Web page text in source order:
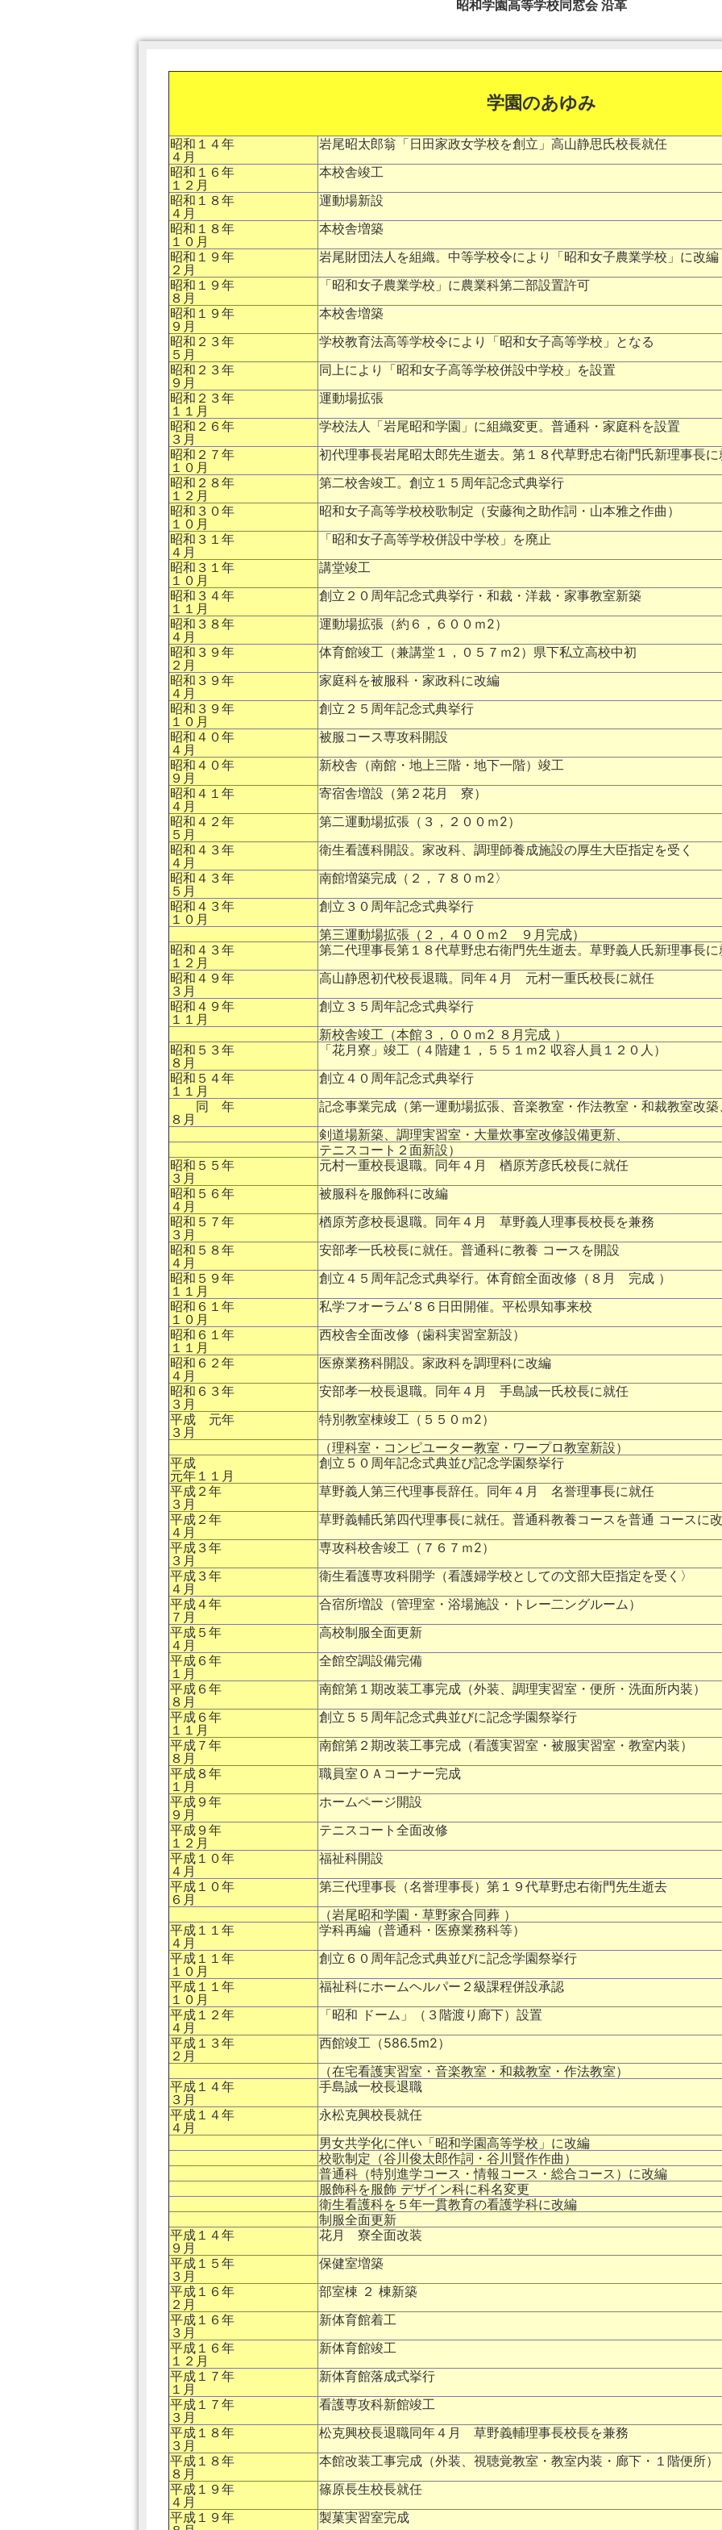
昭和学園高等学校同窓会 沿革
学園のあゆみ
昭和１４年
４月
岩尾昭太郎翁「日田家政女学校を創立」高山静思氏校長就任
昭和１６年
１２月
本校舎竣工
昭和１８年
４月
運動場新設
昭和１８年
１０月
本校舎増築
昭和１９年
２月
岩尾財団法人を組織。中等学校令により「昭和女子農業学校」に改編
昭和１９年
８月
「昭和女子農業学校」に農業科第二部設置許可
昭和１９年
９月
本校舎増築
昭和２３年
５月
学校教育法高等学校令により「昭和女子高等学校」となる
昭和２３年
９月
同上により「昭和女子高等学校併設中学校」を設置
昭和２３年
１１月
運動場拡張
昭和２６年
３月
学校法人「岩尾昭和学園」に組織変更。普通科・家庭科を設置
昭和２７年
１０月
初代理事長岩尾昭太郎先生逝去。第１８代草野忠右衛門氏新理事長に
昭和２８年
１２月
第二校舎竣工。創立１５周年記念式典挙行
昭和３０年
１０月
昭和女子高等学校校歌制定（安藤徇之助作詞・山本雅之作曲）
昭和３１年
４月
「昭和女子高等学校併設中学校」を廃止
昭和３１年
１０月
講堂竣工
昭和３４年
１１月
創立２０周年記念式典挙行・和裁・洋裁・家事教室新築
昭和３８年
４月
運動場拡張（約６，６００ｍ2）
昭和３９年
２月
体育館竣工（兼講堂１，０５７ｍ2）県下私立高校中初
昭和３９年
４月
家庭科を被服科・家政科に改編
昭和３９年
１０月
創立２５周年記念式典挙行
昭和４０年
４月
被服コース専攻科開設
昭和４０年
９月
新校舎（南館・地上三階・地下一階）竣工
昭和４１年
４月
寄宿舎増設（第２花月 寮）
昭和４２年
５月
第二運動場拡張（３，２００ｍ2）
昭和４３年
４月
衛生看護科開設。家改科、調理師養成施設の厚生大臣指定を受く
昭和４３年
５月
南館増築完成（２，７８０ｍ2〉
昭和４３年
１０月
創立３０周年記念式典挙行
第三運動場拡張（２，４００ｍ2 ９月完成）
昭和４３年
１２月
第二代理事長第１８代草野忠右衛門先生逝去。草野義人氏新理事長に
昭和４９年
３月
高山静恩初代校長退職。同年４月 元村一重氏校長に就任
昭和４９年
１１月
創立３５周年記念式典挙行
新校舎竣工（本館３，００ｍ2 ８月完成 ）
昭和５３年
８月
「花月寮」竣工（４階建１，５５１ｍ2 収容人員１２０人）
昭和５４年
１１月
創立４０周年記念式典挙行
同 年
８月
記念事業完成（第一運動場拡張、音楽教室・作法教室・和裁教室改築
剣道場新築、調理実習室・大量炊事室改修設備更新、
テニスコート２面新設）
昭和５５年
３月
元村一重校長退職。同年４月 楢原芳彦氏校長に就任
昭和５６年
４月
被服科を服飾科に改編
昭和５７年
３月
楢原芳彦校長退職。同年４月 草野義人理事長校長を兼務
昭和５８年
４月
安部孝一氏校長に就任。普通科に教養 コースを開設
昭和５９年
１１月
創立４５周年記念式典挙行。体育館全面改修（８月 完成 ）
昭和６１年
１０月
私学フオーラム’８６日田開催。平松県知事来校
昭和６１年
１１月
西校舎全面改修（歯科実習室新設）
昭和６２年
４月
医療業務科開設。家政科を調理科に改編
昭和６３年
３月
安部孝一校長退職。同年４月 手島誠一氏校長に就任
平成 元年
３月
特別教室棟竣工（５５０ｍ2）
（理科室・コンピユーター教室・ワープロ教室新設）
平成
元年１１月
創立５０周年記念式典並ぴ記念学園祭挙行
平成２年
３月
草野義人第三代理事長辞任。同年４月 名誉理事長に就任
平成２年
４月
草野義輔氏第四代理事長に就任。普通科教養コースを普通 コースに
平成３年
３月
専攻科校舎竣工（７６７ｍ2）
平成３年
４月
衛生看護専攻科開学（看護婦学校としての文部大臣指定を受く〉
平成４年
７月
合宿所増設（管理室・浴場施設・トレー二ングルーム）
平成５年
４月
高校制服全面更新
平成６年
１月
全館空調設備完備
平成６年
８月
南館第１期改装工事完成（外装、調理実習室・便所・洗面所内装）
平成６年
１１月
創立５５周年記念式典並びに記念学園祭挙行
平成７年
８月
南館第２期改装工事完成（看護実習室・被服実習室・教室内装）
平成８年
１月
職員室ＯＡコーナー完成
平成９年
９月
ホームページ開設
平成９年
１２月
テニスコート全面改修
平成１０年
４月
福祉科開設
平成１０年
６月
第三代理事長（名誉理事長）第１９代草野忠右衛門先生逝去
（岩尾昭和学園・草野家合同葬 ）
平成１１年
４月
学科再編（普通科・医療業務科等）
平成１１年
１０月
創立６０周年記念式典並ぴに記念学園祭挙行
平成１１年
１０月
福祉科にホームヘルパー２級課程併設承認
平成１２年
４月
「昭和 ドーム」（３階渡り廊下）設置
平成１３年
２月
西館竣工（586.5m2）
（在宅看護実習室・音楽教室・和裁教室・作法教室）
平成１４年
３月
手島誠一校長退職
平成１４年
４月
永松克興校長就任
男女共学化に伴い「昭和学園高等学校」に改編
校歌制定（谷川俊太郎作詞・谷川賢作作曲）
普通科（特別進学コース・情報コース・総合コース）に改編
服飾科を服飾 デザイン科に科名変更
衛生看護科を５年一貫教育の看護学科に改編
制服全面更新
平成１４年
９月
花月 寮全面改装
平成１５年
３月
保健室増築
平成１６年
２月
部室棟 ２ 棟新築
平成１６年
３月
新体育館着工
平成１６年
１２月
新体育館竣工
平成１７年
１月
新体育館落成式挙行
平成１７年
３月
看護専攻科新館竣工
平成１８年
３月
松克興校長退職同年４月 草野義輔理事長校長を兼務
平成１８年
８月
本館改装工事完成（外装、視聴覚教室・教室内装・廊下・１階便所）
平成１９年
４月
篠原長生校長就任
平成１９年
製菓実習室完成